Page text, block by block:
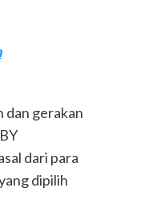
dan gerakan
dari para
dipilih